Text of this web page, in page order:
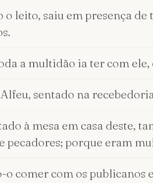
o leito, saiu em presença
a multidão ia ter com ele,
sentado na
à mesa em casa deste,
pecadores; porque eram
o comer com os